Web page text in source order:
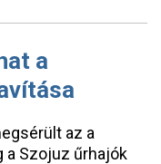
a
az a
a Szojuz űrhajók